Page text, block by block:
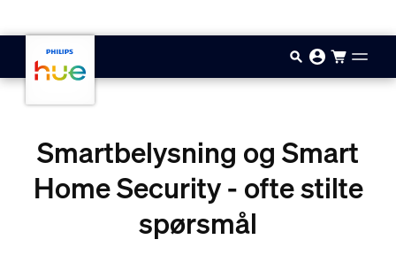
Smartbelysning og Smart
Home Security - ofte stilte
spørsmål